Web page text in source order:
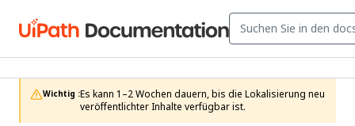
Wichtig :Es kann 1–2 Wochen dauern, bis die Lokalisierung neu
veröffentlichter Inhalte verfügbar ist.